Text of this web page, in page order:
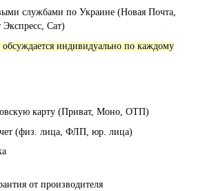
службами по Украине (Новая Почта,
Сат)
обсуждается индивидуально по каждому
карту (Приват, Моно, ОТП)
(физ. лица, ФЛП, юр. лица)
от производителя